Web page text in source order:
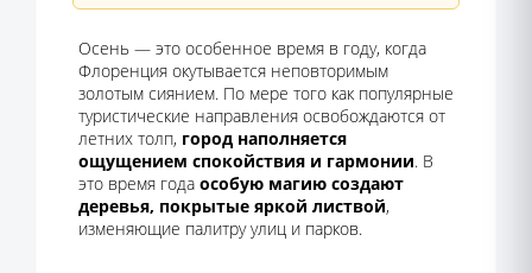
Осень — это особенное время в году, когда
Флоренция окутывается неповторимым
золотым сиянием. По мере того как популярные
туристические направления освобождаются от
летних толп, город наполняется
ощущением спокойствия и гармонии. В
это время года особую магию создают
деревья, покрытые яркой листвой,
изменяющие палитру улиц и парков.